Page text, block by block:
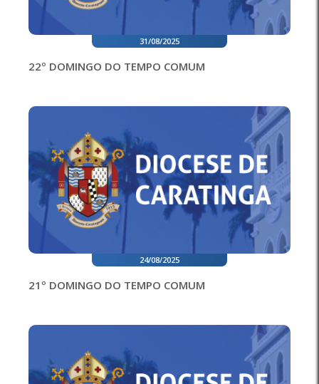
31/08/2025
22º DOMINGO DO TEMPO COMUM
24/08/2025
21º DOMINGO DO TEMPO COMUM